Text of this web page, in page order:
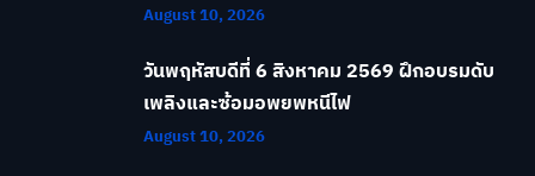
August 10, 2026
วันพฤหัสบดีที่ 6 สิงหาคม 2569 ฝึกอบรมดับ
เพลิงและซ้อมอพยพหนีไฟ
August 10, 2026